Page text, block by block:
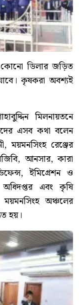
কোনো ডিলার জড়িত
কৃষকরা অবশ্যই
মিলনায়তনে
এসব কথা বলেন
ময়মনসিংহ রেঞ্জের
আনসার, কারা
ইমিগ্রেশন ও
অধিদপ্তর এবং কৃষি
ময়মনসিংহ অঞ্চলের
হয়।